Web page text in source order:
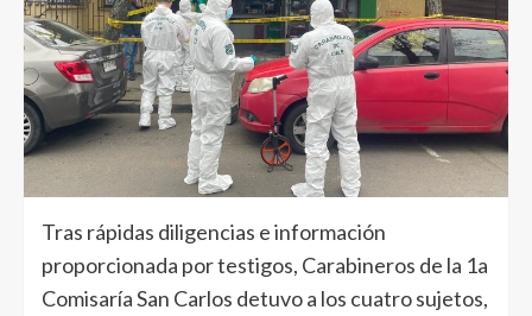
Tras rápidas diligencias e información
proporcionada por testigos, Carabineros de la 1a
Comisaría San Carlos detuvo a los cuatro sujetos,